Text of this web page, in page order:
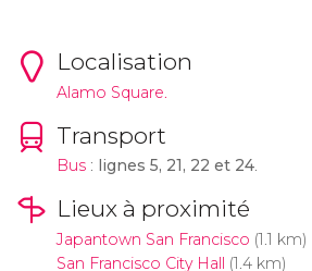
Localisation
Alamo Square.
Transport
Bus: lignes 5, 21, 22 et 24.
Lieux à proximité
Japantown San Francisco (1.1 km)
San Francisco City Hall (1.4 km)